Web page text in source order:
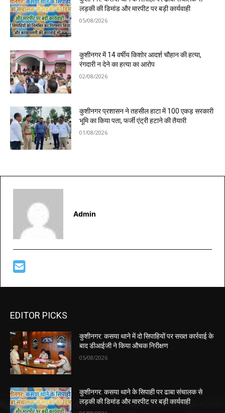
लड़की की डिमांड और मारपीट पर बड़ी कार्यवाही
05/08/2026
कुशीनगर में 14 वर्षीय किशोर आदर्श चौहान की हत्या,
रंगदारी न देने का हत्या का आरोप
02/08/2026
कुशीनगर प्रशासन ने तहसील हाटा में 100 एकड़ सरकारी
भूमि का किया पता, फर्जी एंट्री हटाने की तैयारी
01/08/2026
Admin
EDITOR PICKS
कुशीनगर: कसया थाने में दो सिपाहियों पर सख्त कार्रवाई के
बाद डीआईजी ने किया औचक निरीक्षण
05/08/2026
कुशीनगर: कसया थाने के सिपाही पर ढाबा संचालक से
लड़की की डिमांड और मारपीट पर बड़ी कार्यवाही